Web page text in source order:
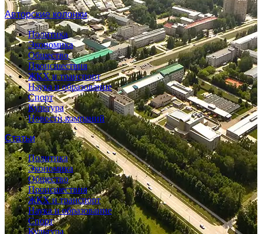
Авторские колонки
Политика
Экономика
Общество
Происшествия
ЖКХ и транспорт
Наука и образование
Спорт
Культура
Новости компаний
Статьи
Политика
Экономика
Общество
Происшествия
ЖКХ и транспорт
Наука и образование
Спорт
Культура